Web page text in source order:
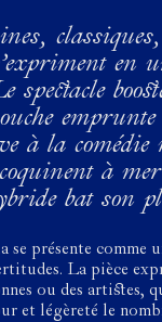
en
spectacle
à la comédie
à
bat son
se présente comme
La pièce
ou des artistes,
et légèreté le